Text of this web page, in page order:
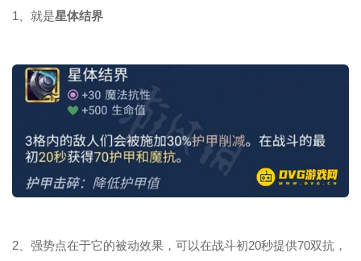
1、就是星体结界
2、强势点在于它的被动效果，可以在战斗初20秒提供70双抗，